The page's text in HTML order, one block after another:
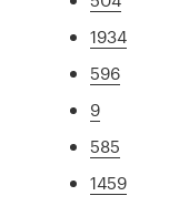
1934
596
9
585
1459